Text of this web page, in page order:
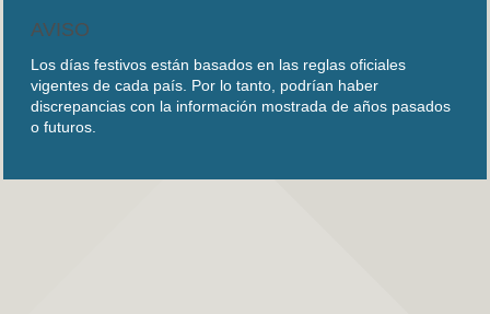
AVISO
Los días festivos están basados en las reglas oficiales
vigentes de cada país. Por lo tanto, podrían haber
discrepancias con la información mostrada de años pasados
o futuros.